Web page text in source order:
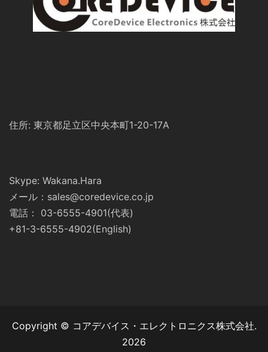
住所: 東京都足立区中央本町1-20-17A
Skype: Wakana.Hara
メール：sales@coredevice.co.jp
電話： 03-6555-4901(代表)
+81-3-6555-4902(English)
Copyright © コアデバイス・エレクトロニクス株式会社.
2026